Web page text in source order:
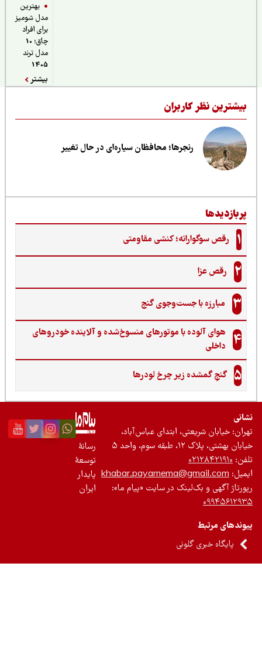
بهترین
مدل شومیز
برای افراد
چاق؛ 10
مدل ترند
نظر کاربران
رنجرها؛ محافظان سیاره‌ای در حال تغییر
رقص سوگوارانه؛ کنشی مقاومتی
رقص عزا
مبارزه با جست‌وجوی گنج‌
هوای آلوده با موتورهای منسوخ‌شده و آلاینده خودروهای
داخلی
گنجِ گمشده زیر چرخ لودرها
خیابان شریعتی، ابتدای عباس‌آباد،
بهشتی، پلاک ۱۲، طبقه سوم، واحد ۵
۰۲۱۲۸۴۲۱۹۱۰
khabar.payamema@gmail.com
آگهی و بک‌لینک در سایت «پیام ما»:
مرتبط
پایگاه خبری گلونی
رسانۀ
توسعۀ
پایدار
ایران